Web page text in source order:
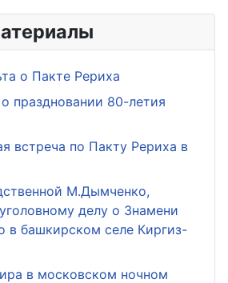
о Пакте Рериха
праздновании 80-летия
встреча по Пакту Рериха в
М.Дымченко,
делу о Знамени
в башкирском селе Киргиз-
в московском ночном